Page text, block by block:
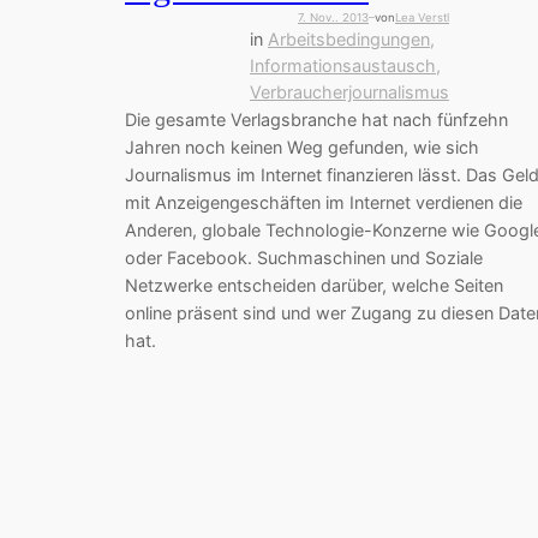
7. Nov.. 2013—vonLea Verstl
in Arbeitsbedingungen
Informationsaustausch
Verbraucherjournalismus
Die gesamte Verlagsbranche hat nach fünfzehn
Jahren noch keinen Weg gefunden, wie sich
Journalismus im Internet finanzieren lässt. Das Geld
mit Anzeigengeschäften im Internet verdienen die
Anderen, globale Technologie-Konzerne wie
oder Facebook. Suchmaschinen und Soziale
Netzwerke entscheiden darüber, welche Seiten
online präsent sind und wer Zugang zu diesen
hat.